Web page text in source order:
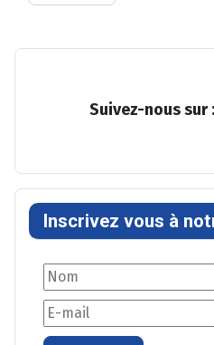
Suivez-nous sur :
Inscrivez vous à